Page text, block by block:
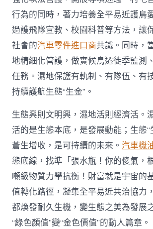
行為的同時，著力培養全平易近護鳥
過護飛隊宣教、校園科普等方法，讓
社會的汽車零件進口商共識。同時，
地精細化管護，做實候鳥遷徙季監測
任務。濕地保護有軌制、有隊伍、有
持續護航生態“生金”。
生態興則文明興，濕地活則經濟活。
活的是生態本底，是發展動能；生態“
蒼生增收，是可持續的未來。汽車機
態底線，找準「張水瓶！你的傻氣，
噸級物質力學抗衡！財富就是宇宙的
值轉化路徑，凝集全平易近共治協力
都煥發耐久生機，變生態之美為發展
“綠色顏值”變“金色價值”的動人篇章。